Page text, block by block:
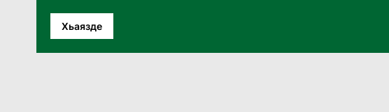
Хьаязде